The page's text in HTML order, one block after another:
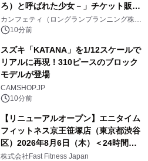
ろ）と呼ばれた少女－」チケット販売
開始
カンフェティ（ロングランプランニング株式
会社）
10分前
スズキ「KATANA」を1/12スケールで
リアルに再現！310ピースのブロック
モデルが登場
CAMSHOP.JP
10分前
【リニューアルオープン】エニタイム
フィットネス京王笹塚店（東京都渋谷
区）2026年8月6日（木）＜24時間年
中無休のフィットネスジム＞
株式会社Fast Fitness Japan